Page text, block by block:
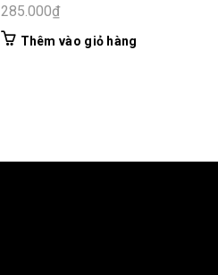
285.000₫
Thêm vào giỏ hàng